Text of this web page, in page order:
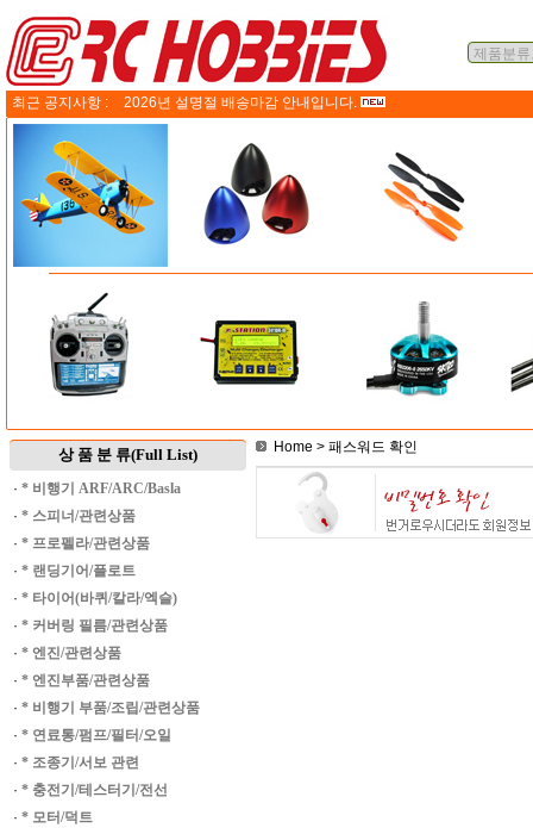
최근 공지사항 : 2026년 설명절 배송마감 안내입니다.
상 품 분 류(Full List)
· * 비행기 ARF/ARC/Basla
· * 스피너/관련상품
· * 프로펠라/관련상품
· * 랜딩기어/플로트
· * 타이어(바퀴/칼라/엑슬)
· * 커버링 필름/관련상품
· * 엔진/관련상품
· * 엔진부품/관련상품
· * 비행기 부품/조립/관련상품
· * 연료통/펌프/필터/오일
· * 조종기/서보 관련
· * 충전기/테스터기/전선
· * 모터/덕트
Home > 패스워드 확인